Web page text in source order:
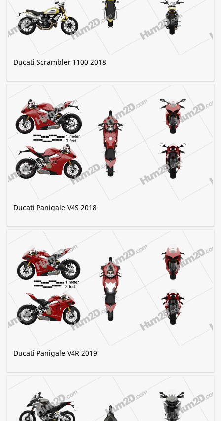
Ducati Scrambler 1100 2018
Ducati Panigale V4S 2018
Ducati Panigale V4R 2019